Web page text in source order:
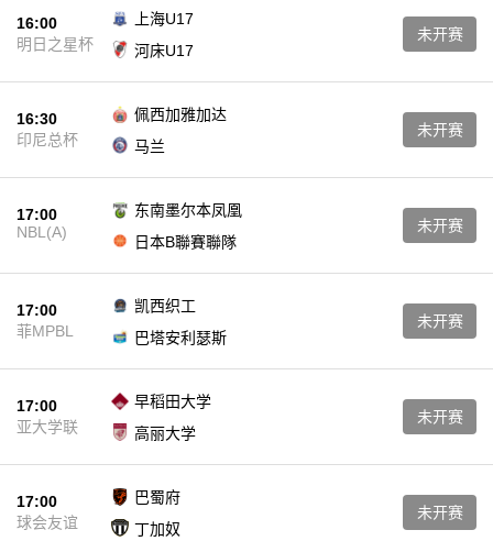
16:00
明日之星杯
上海U17
河床U17
未开赛
16:30
印尼总杯
佩西加雅加达
马兰
未开赛
17:00
NBL(A)
东南墨尔本凤凰
日本B聯賽聯隊
未开赛
17:00
菲MPBL
凯西织工
巴塔安利瑟斯
未开赛
17:00
亚大学联
早稻田大学
高丽大学
未开赛
17:00
球会友谊
巴蜀府
丁加奴
未开赛